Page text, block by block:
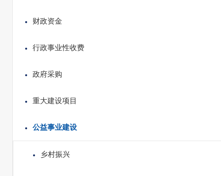
财政资金
行政事业性收费
政府采购
重大建设项目
公益事业建设
乡村振兴